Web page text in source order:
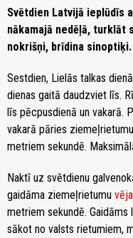
Svētdien Latvijā ieplūdīs
nākamajā nedēļā, turklāt
nokrišņi, brīdina sinoptiķi.
Sestdien, Lielās talkas
dienas gaitā daudzviet līs.
līs pēcpusdienā un vakarā.
vakarā pāries
metriem sekundē.
Naktī uz svētdienu
gaidāma ziemeļrietumu
metriem sekundē.
sākot no valsts rietumiem,